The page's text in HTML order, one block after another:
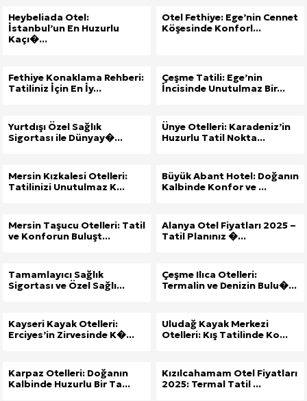
Heybeliada Otel:
İstanbul’un En Huzurlu
Kaçı�...
Otel Fethiye: Ege’nin Cennet
Köşesinde Konforl...
Fethiye Konaklama Rehberi:
Tatiliniz İçin En İy...
Çeşme Tatili: Ege’nin
İncisinde Unutulmaz Bir...
Yurtdışı Özel Sağlık
Sigortası ile Dünyay�...
Ünye Otelleri: Karadeniz’in
Huzurlu Tatil Nokta...
Mersin Kızkalesi Otelleri:
Tatilinizi Unutulmaz K...
Büyük Abant Hotel: Doğanın
Kalbinde Konfor ve ...
Mersin Taşucu Otelleri: Tatil
ve Konforun Buluşt...
Alanya Otel Fiyatları 2025 –
Tatil Planınız �...
Tamamlayıcı Sağlık
Sigortası ve Özel Sağlı...
Çeşme Ilıca Otelleri:
Termalin ve Denizin Bulu�...
Kayseri Kayak Otelleri:
Erciyes’in Zirvesinde K�...
Uludağ Kayak Merkezi
Otelleri: Kış Tatilinde Ko...
Karpaz Otelleri: Doğanın
Kalbinde Huzurlu Bir Ta...
Kızılcahamam Otel Fiyatları
2025: Termal Tatil ...